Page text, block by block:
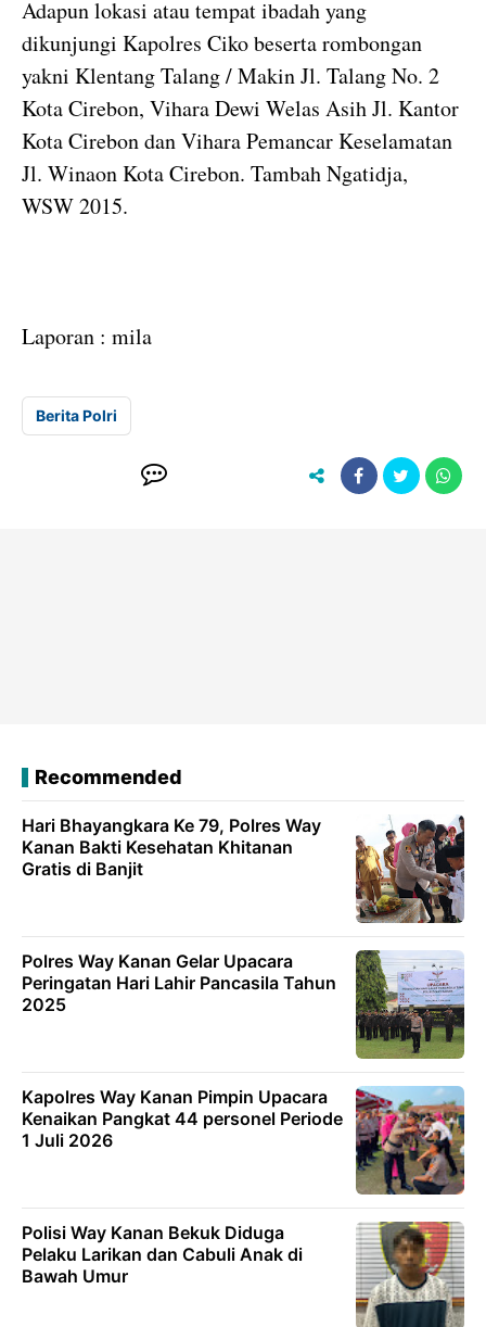
Adapun lokasi atau tempat ibadah yang
dikunjungi Kapolres Ciko beserta rombongan
yakni Klentang Talang / Makin Jl. Talang No. 2
Kota Cirebon, Vihara Dewi Welas Asih Jl. Kantor
Kota Cirebon dan Vihara Pemancar Keselamatan
Jl. Winaon Kota Cirebon. Tambah Ngatidja,
WSW 2015.
Laporan : mila
Berita Polri
Recommended
Hari Bhayangkara Ke 79, Polres Way
Kanan Bakti Kesehatan Khitanan
Gratis di Banjit
Polres Way Kanan Gelar Upacara
Peringatan Hari Lahir Pancasila Tahun
2025
Kapolres Way Kanan Pimpin Upacara
Kenaikan Pangkat 44 personel Periode
1 Juli 2026
Polisi Way Kanan Bekuk Diduga
Pelaku Larikan dan Cabuli Anak di
Bawah Umur